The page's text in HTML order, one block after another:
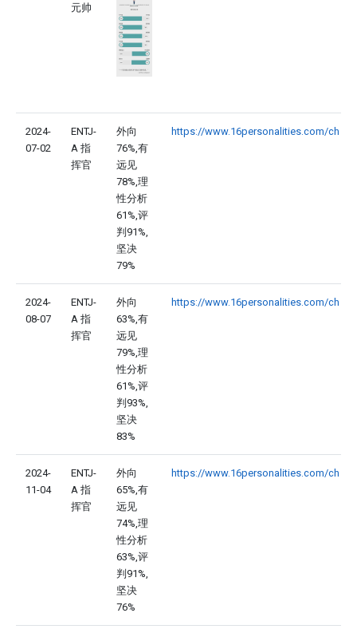
元帅
2024-
07-02
ENTJ-
A 指
挥官
外向
76%,有
远见
78%,理
性分析
61%,评
判91%,
坚决
79%
https://www.16personalities.com/ch
2024-
08-07
ENTJ-
A 指
挥官
外向
63%,有
远见
79%,理
性分析
61%,评
判93%,
坚决
83%
https://www.16personalities.com/ch
2024-
11-04
ENTJ-
A 指
挥官
外向
65%,有
远见
74%,理
性分析
63%,评
判91%,
坚决
76%
https://www.16personalities.com/ch